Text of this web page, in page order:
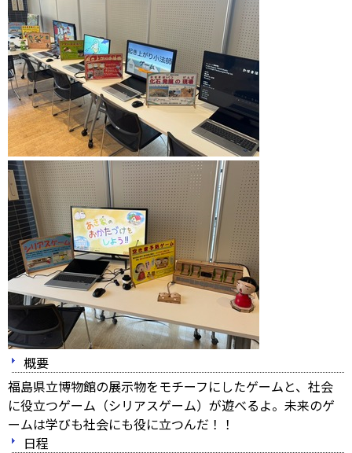
概要
福島県立博物館の展示物をモチーフにしたゲームと、社会
に役立つゲーム（シリアスゲーム）が遊べるよ。未来のゲ
ームは学びも社会にも役に立つんだ！！
日程